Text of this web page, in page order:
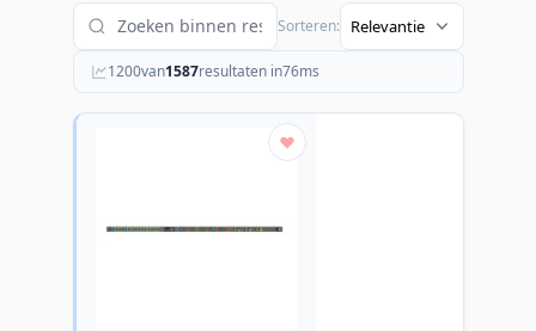
Sorteren:
1200van1587resultaten in76ms